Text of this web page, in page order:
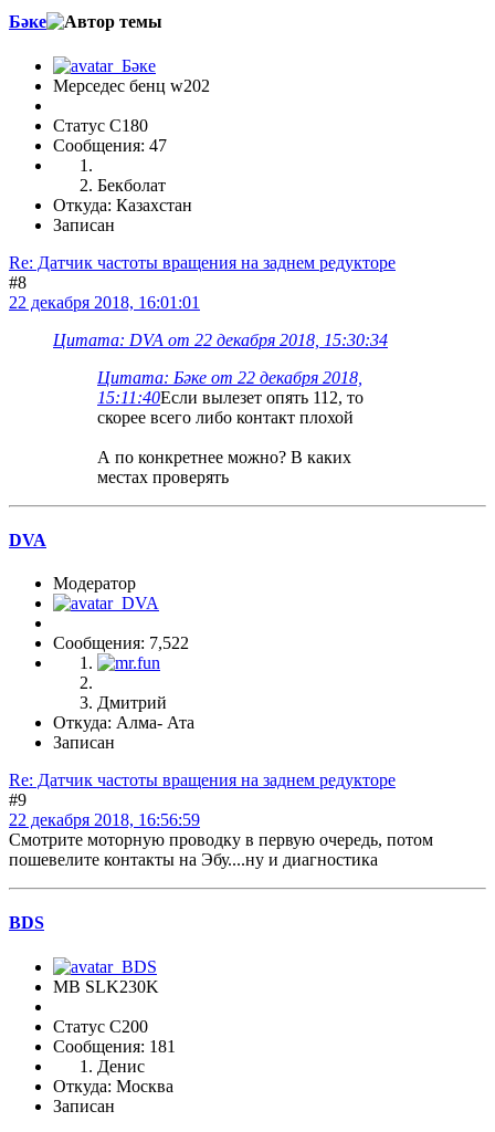
Бәке
Мерседес бенц w202
Статус C180
Сообщения: 47
Бекболат
Откуда: Казахстан
Записан
Re: Датчик частоты вращения на заднем редукторе
#8
22 декабря 2018, 16:01:01
Цитата: DVA от 22 декабря 2018, 15:30:34
Цитата: Бәке от 22 декабря 2018,
15:11:40Если вылезет опять 112, то
скорее всего либо контакт плохой
А по конкретнее можно? В каких
местах проверять
DVA
Модератор
Сообщения: 7,522
Дмитрий
Откуда: Алма- Ата
Записан
Re: Датчик частоты вращения на заднем редукторе
#9
22 декабря 2018, 16:56:59
Смотрите моторную проводку в первую очередь, потом
пошевелите контакты на Эбу....ну и диагностика
BDS
MB SLK230K
Статус C200
Сообщения: 181
Денис
Откуда: Москва
Записан